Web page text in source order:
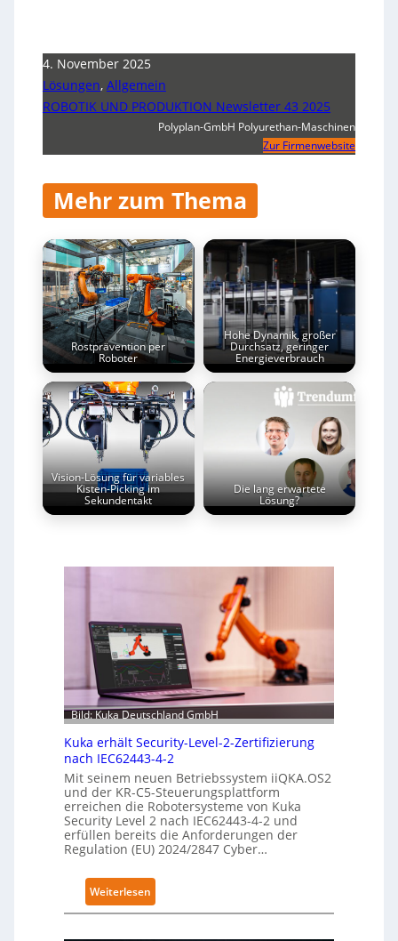
4. November 2025
Lösungen, Allgemein
ROBOTIK UND PRODUKTION Newsletter 43 2025
Polyplan-GmbH Polyurethan-Maschinen
Zur Firmenwebsite
Mehr zum Thema
Rostprävention per
Roboter
Hohe Dynamik, großer
Durchsatz, geringer
Energieverbrauch
Vision-Lösung für variables
Kisten-Picking im
Sekundentakt
Die lang erwartete
Lösung?
Bild: Kuka Deutschland GmbH
Kuka erhält Security-Level-2-Zertifizierung
nach IEC62443-4-2
Mit seinem neuen Betriebssystem iiQKA.OS2
und der KR-C5-Steuerungsplattform
erreichen die Robotersysteme von Kuka
Security Level 2 nach IEC62443-4-2 und
erfüllen bereits die Anforderungen der
Regulation (EU) 2024/2847 Cyber…
Weiterlesen:
K